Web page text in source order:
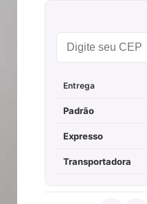
Entrega
Padrão
Expresso
Transportadora